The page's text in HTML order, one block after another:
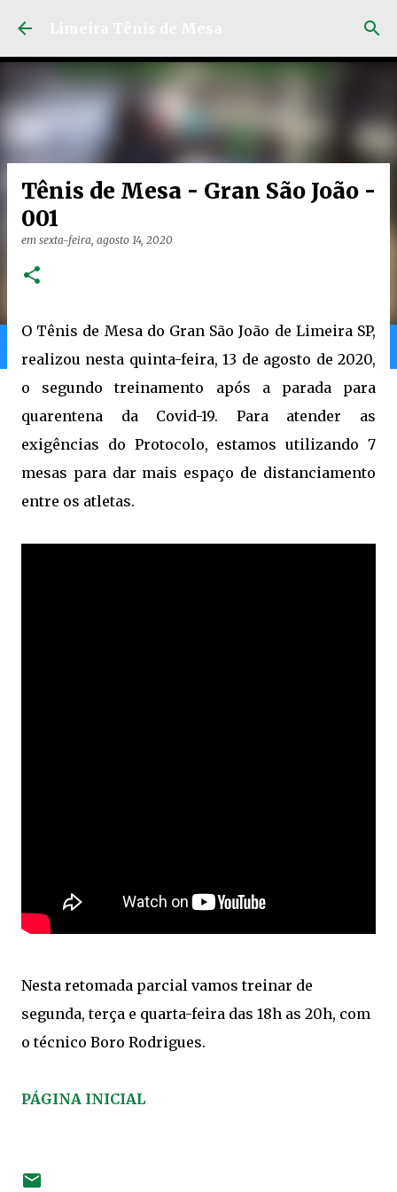
Home Gran Ranking
Tênis de Mesa - Gran São João -
001
em sexta-feira, agosto 14, 2020
O Tênis de Mesa do Gran São João de Limeira SP,
realizou nesta quinta-feira, 13 de agosto de 2020,
o segundo treinamento após a parada para
quarentena da Covid-19. Para atender as
exigências do Protocolo, estamos utilizando 7
mesas para dar mais espaço de distanciamento
entre os atletas.
Nesta retomada parcial vamos treinar de
segunda, terça e quarta-feira das 18h as 20h, com
o técnico Boro Rodrigues.
PÁGINA INICIAL